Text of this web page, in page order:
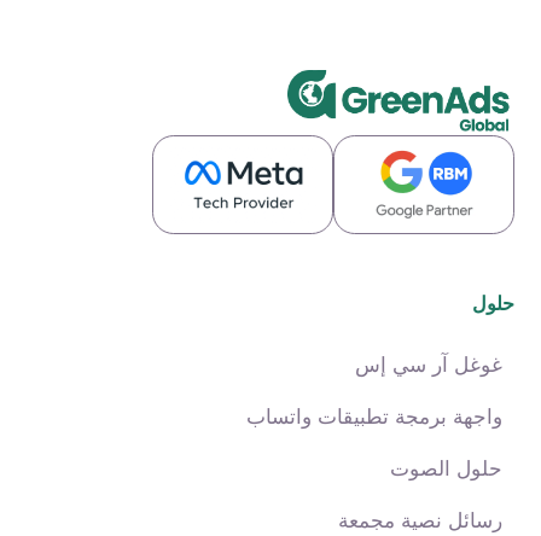
حلول
غوغل آر سي إس
واجهة برمجة تطبيقات واتساب
حلول الصوت
رسائل نصية مجمعة